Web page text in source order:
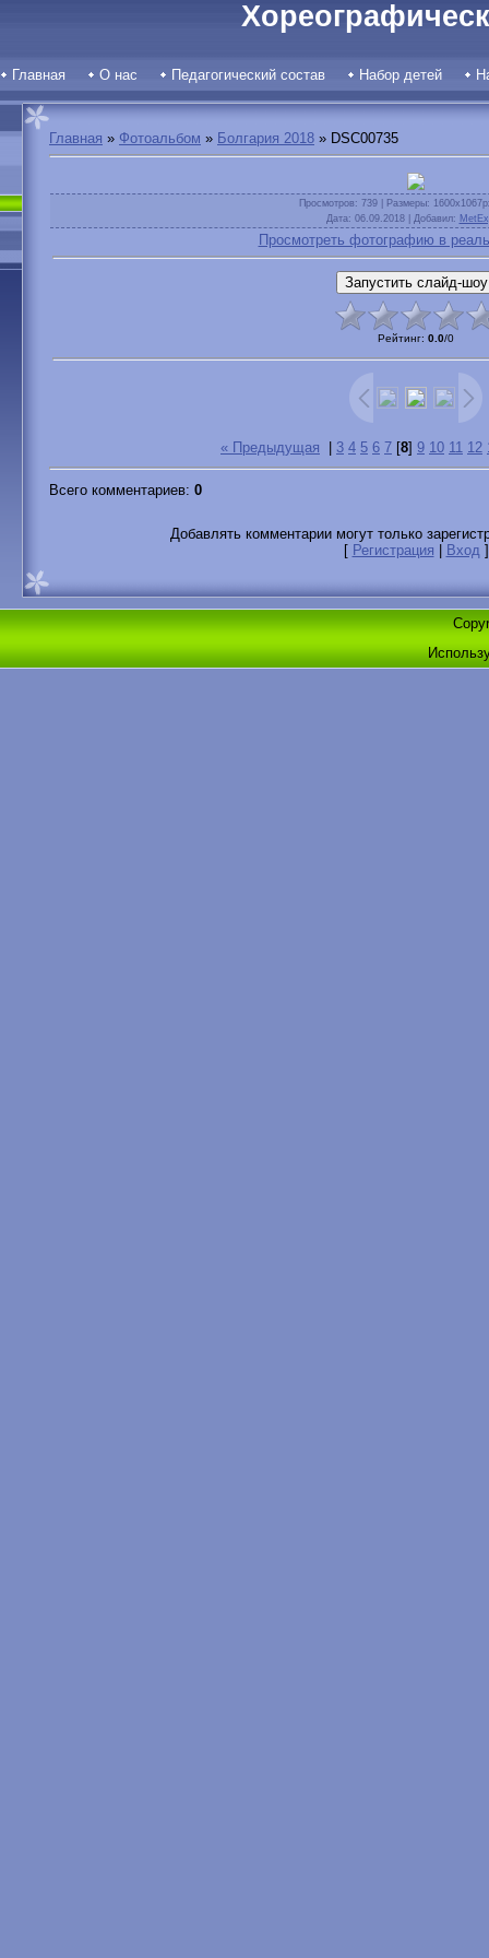
Главная О нас Педагогический состав Набор детей
Главная » Фотоальбом » Болгария 2018 » DSC00735
Просмотров: 739 | Размеры:
Дата: 06.09.2018 | Добавил:
Просмотреть фотографию в
Рейтинг: 0.0/0
« Предыдущая 3 4 5 6 7 [8] 9 10 11 12
Всего комментариев: 0
Добавлять комментарии могут только
[ Регистрация Вход]